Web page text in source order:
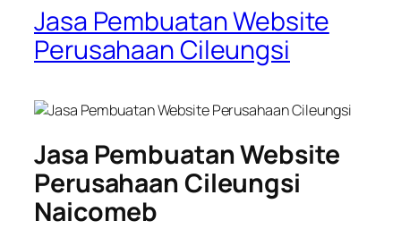
Jasa Pembuatan Website
Perusahaan Cileungsi
Jasa Pembuatan Website
Perusahaan Cileungsi
Naicomeb